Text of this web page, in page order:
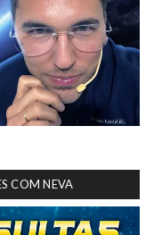
COM NEVA